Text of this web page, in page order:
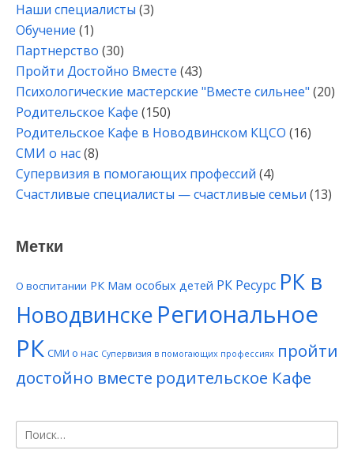
Наши специалисты (3)
Обучение (1)
Партнерство (30)
Пройти Достойно Вместе (43)
Психологические мастерские "Вместе сильнее" (20)
Родительское Кафе (150)
Родительское Кафе в Новодвинском КЦСО (16)
СМИ о нас(8)
Супервизия в помогающих профессий (4)
Счастливые специалисты — счастливые семьи (13)
Метки
О воспитании РК Мам особых детей РК Ресурс РК в
Новодвинске Региональное
РК СМИ о нас Супервизия в помогающих профессиях пройти
достойно вместе родительское Кафе
Найти: